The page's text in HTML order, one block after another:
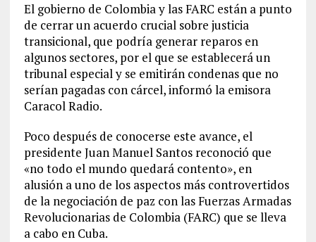
El gobierno de Colombia y las FARC están a punto
de cerrar un acuerdo crucial sobre justicia
transicional, que podría generar reparos en
algunos sectores, por el que se establecerá un
tribunal especial y se emitirán condenas que no
serían pagadas con cárcel, informó la emisora
Caracol Radio.
Poco después de conocerse este avance, el
presidente Juan Manuel Santos reconoció que
«no todo el mundo quedará contento», en
alusión a uno de los aspectos más controvertidos
de la negociación de paz con las Fuerzas Armadas
Revolucionarias de Colombia (FARC) que se lleva
a cabo en Cuba.